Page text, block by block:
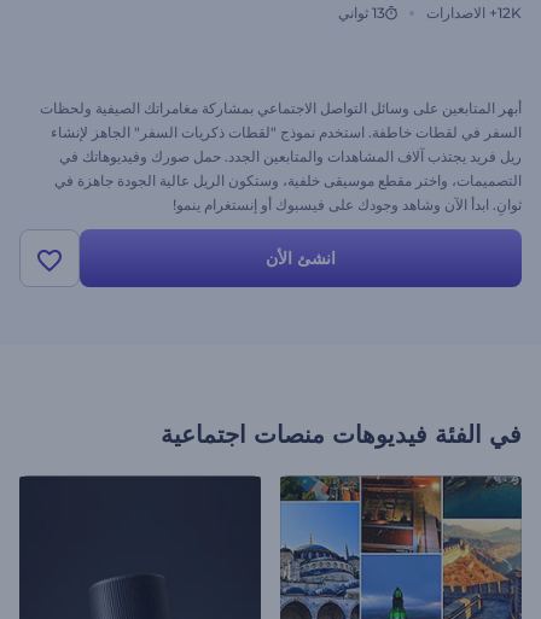
12K+ الاصدارات 13 ثواني
أبهر المتابعين على وسائل التواصل الاجتماعي بمشاركة مغامراتك الصيفية ولحظات
السفر في لقطات خاطفة. استخدم نموذج "لقطات ذكريات السفر" الجاهز لإنشاء
ريل فريد يجتذب آلاف المشاهدات والمتابعين الجدد. حمل صورك وفيديوهاتك في
التصميمات، واختر مقطع موسيقى خلفية، وستكون الريل عالية الجودة جاهزة في
ثوانِ. ابدأ الآن وشاهد وجودك على فيسبوك أو إنستغرام ينمو!
انشئ الأن
في الفئة فيديوهات منصات اجتماعية